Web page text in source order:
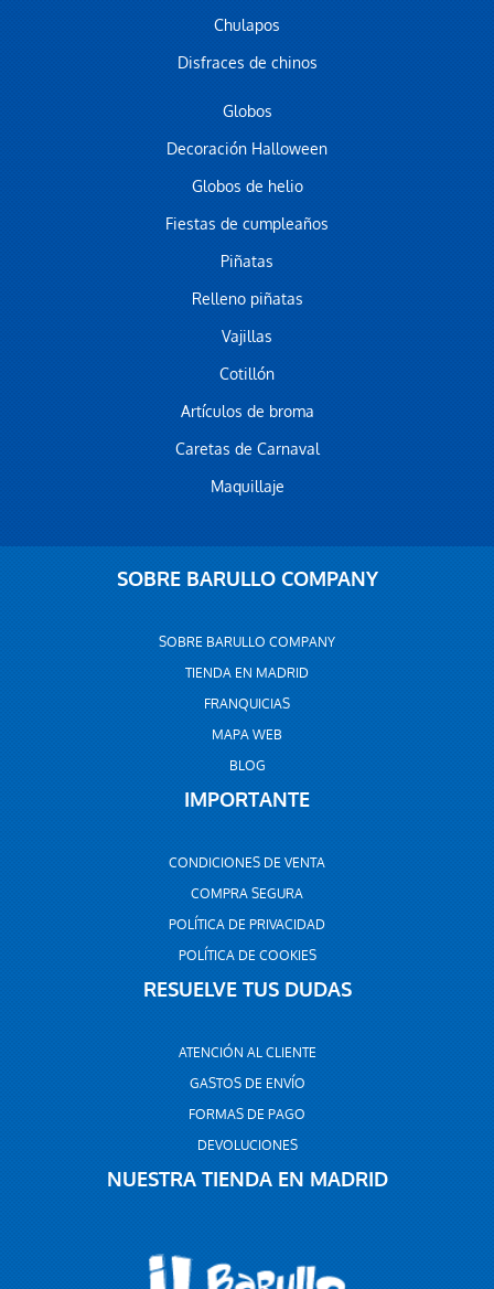
Chulapos
Disfraces de chinos
Globos
Decoración Halloween
Globos de helio
Fiestas de cumpleaños
Piñatas
Relleno piñatas
Vajillas
Cotillón
Artículos de broma
Caretas de Carnaval
Maquillaje
SOBRE BARULLO COMPANY
SOBRE BARULLO COMPANY
TIENDA EN MADRID
FRANQUICIAS
MAPA WEB
BLOG
IMPORTANTE
CONDICIONES DE VENTA
COMPRA SEGURA
POLÍTICA DE PRIVACIDAD
POLÍTICA DE COOKIES
RESUELVE TUS DUDAS
ATENCIÓN AL CLIENTE
GASTOS DE ENVÍO
FORMAS DE PAGO
DEVOLUCIONES
NUESTRA TIENDA EN MADRID